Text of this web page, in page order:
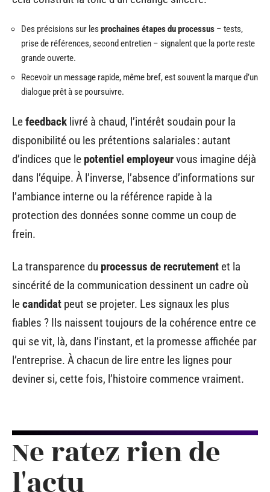
Des précisions sur les prochaines étapes du processus – tests,
prise de références, second entretien – signalent que la porte reste
grande ouverte.
Recevoir un message rapide, même bref, est souvent la marque d’un
dialogue prêt à se poursuivre.
Lefeedback livré à chaud, l’intérêt soudain pour la
disponibilité ou les prétentions salariales : autant
d’indices que le potentiel employeurvous imagine déjà
dans l’équipe. À l’inverse, l’absence d’informations sur
l’ambiance interne ou la référence rapide à la
protection des données sonne comme un coup de
frein.
La transparence du processus de recrutement et la
sincérité de la communication dessinent un cadre où
lecandidat peut se projeter. Les signaux les plus
fiables ? Ils naissent toujours de la cohérence entre ce
qui se vit, là, dans l’instant, et la promesse affichée par
l’entreprise. À chacun de lire entre les lignes pour
deviner si, cette fois, l’histoire commence vraiment.
Ne ratez rien de
l'actu